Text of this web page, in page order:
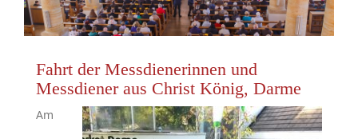
Fahrt der Messdienerinnen und
Messdiener aus Christ König, Darme
Am